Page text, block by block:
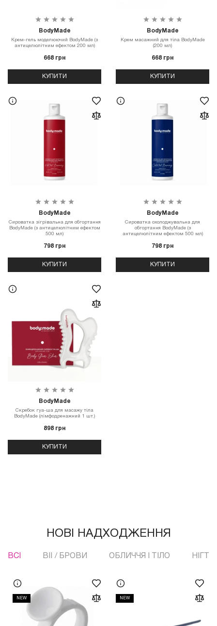
BodyMade
Крем-гель моделюючий BodyMade (з
антицелюлітним ефектом 200 мл)
668 грн
КУПИТИ
BodyMade
Крем масажний для тіла BodyMade
(200 мл)
668 грн
КУПИТИ
BodyMade
Сироватка зігрівальна для обгортання
BodyMade (з антицелюлітним ефектом
500 мл)
798 грн
КУПИТИ
BodyMade
Сироватка охолоджувальна для
обгортання BodyMade (з
антицелюлітним ефектом 500 мл)
798 грн
КУПИТИ
BodyMade
Скребок гуа-ша для масажу тіла
BodyMade (лімфодренажний 1 шт.)
898 грн
КУПИТИ
НОВІ НАДХОДЖЕННЯ
ВСI ВІЇ / БРОВИ ОБЛИЧЧЯ І ТІЛО НІГТІ
NEW NEW